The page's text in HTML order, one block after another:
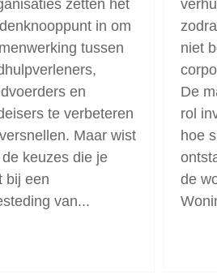
zetten het
in om
tussen
en
te verbeteren
Maar wist
keuzes die je
bij een
van...
niet
De
rol
hoe
de